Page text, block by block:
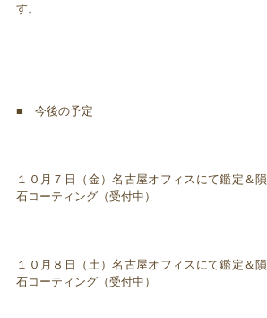
す。
■ 今後の予定
１０月７日（金）名古屋オフィスにて鑑定＆隕
石コーティング（受付中）
１０月８日（土）名古屋オフィスにて鑑定＆隕
石コーティング（受付中）